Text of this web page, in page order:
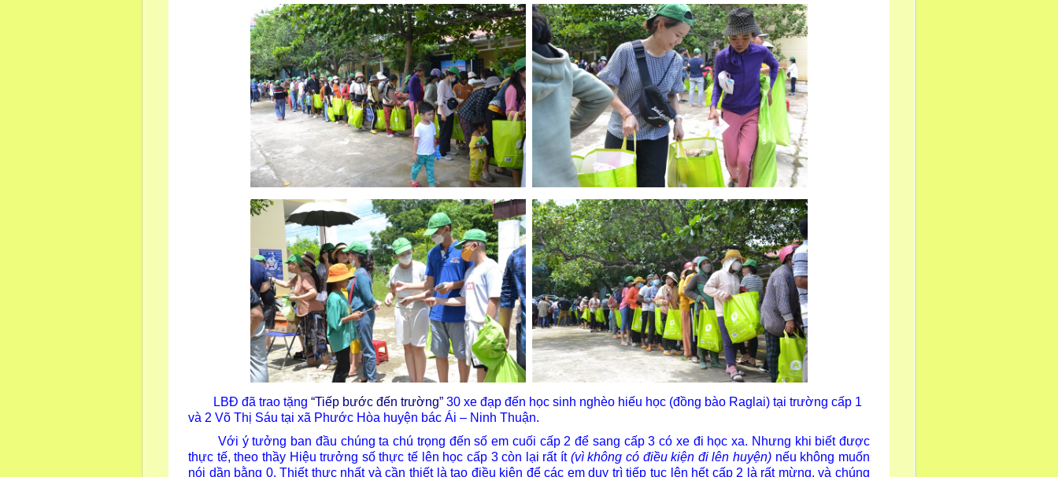
LBĐ đã trao tặng “Tiếp bước đến trường” 30 xe đạp đến học sinh nghèo hiếu học (đồng bào Raglai) tại trường cấp 1
và 2 Võ Thị Sáu tại xã Phước Hòa huyện bác Ái – Ninh Thuận.
Với ý tưởng ban đầu chúng ta chú trọng đến số em cuối cấp 2 để sang cấp 3 có xe đi học xa. Nhưng khi biết được
thực tế, theo thầy Hiệu trưởng số thực tế lên học cấp 3 còn lại rất ít (vì không có điều kiện đi lên huyện) nếu không muốn
nói dần bằng 0. Thiết thực nhất và cần thiết là tạo điều kiện để các em duy trì tiếp tục lên hết cấp 2 là rất mừng, và chúng